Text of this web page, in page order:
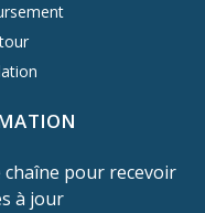
pour recevoir
à jour